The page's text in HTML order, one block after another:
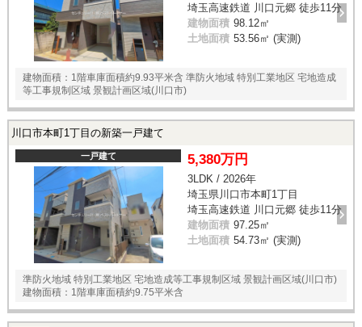
埼玉高速鉄道 川口元郷 徒歩11分
建物面積 98.12㎡
土地面積 53.56㎡ (実測)
建物面積：1階車庫面積約9.93平米含 準防火地域 特別工業地区 宅地造成
等工事規制区域 景観計画区域(川口市)
川口市本町1丁目の新築一戸建て
一戸建て 5,380万円
3LDK / 2026年
埼玉県川口市本町1丁目
埼玉高速鉄道 川口元郷 徒歩11分
建物面積 97.25㎡
土地面積 54.73㎡ (実測)
準防火地域 特別工業地区 宅地造成等工事規制区域 景観計画区域(川口市)
建物面積：1階車庫面積約9.75平米含